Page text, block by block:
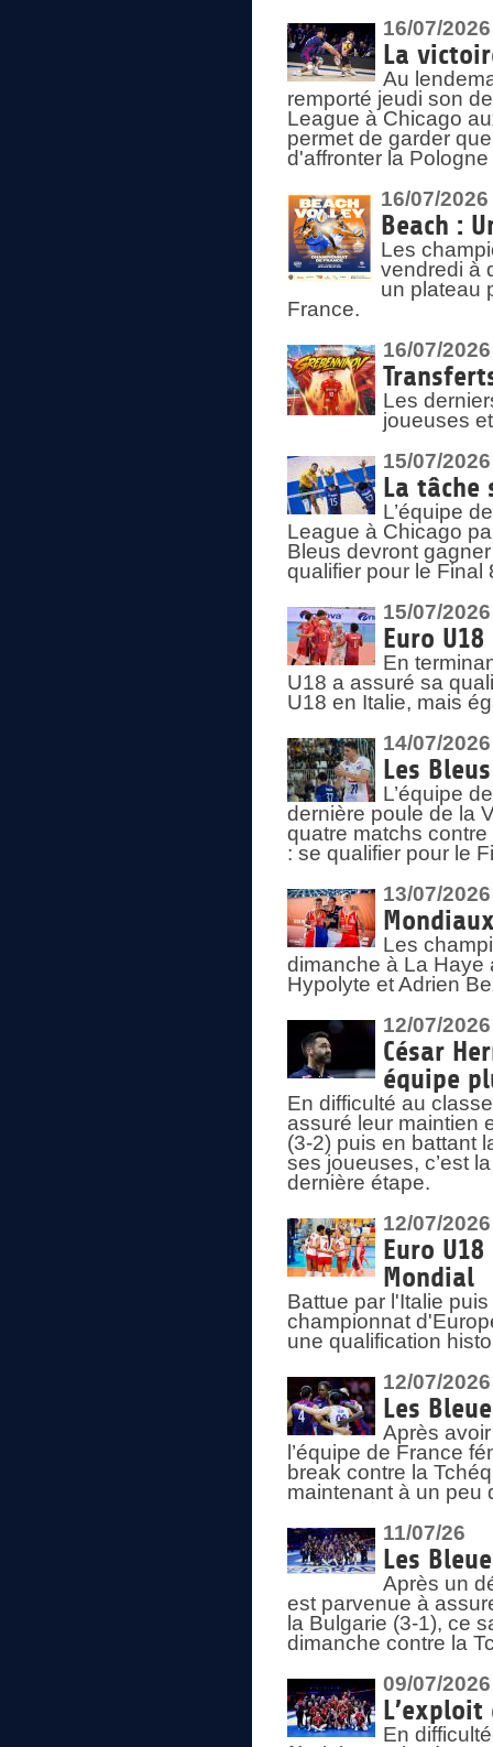
16/07/2026
La
Au
remporté jeudi son
League à Chicago
permet de garder
d'affronter la
16/07/2026
Beach :
Les
vendredi à
un plateau
France.
16/07/2026
Les
joueuses
15/07/2026
La tâche
L’équipe
League à Chicago
Bleus devront
qualifier pour le Final
15/07/2026
Euro
En
U18 a assuré sa
U18 en Italie, mais
14/07/2026
Les
L’équipe
dernière poule de la
quatre matchs
: se qualifier pour le
13/07/2026
Les
dimanche à La Haye
Hypolyte et Adrien
12/07/2026
César
équipe
En difficulté au
assuré leur maintien
(3-2) puis en battant
ses joueuses, c’est
dernière étape.
12/07/2026
Euro
Mondial
Battue par l'Italie
championnat
une qualification
12/07/2026
Les
Après
l’équipe de France
break contre la
maintenant à un peu
11/07/26
Les
Après un
est parvenue à
la Bulgarie (3-1), ce
dimanche contre la
09/07/2026
En